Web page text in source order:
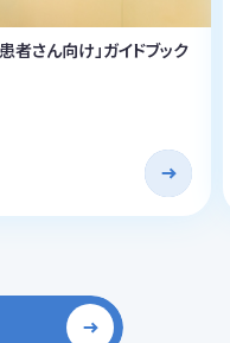
者さん向け」ガイドブック